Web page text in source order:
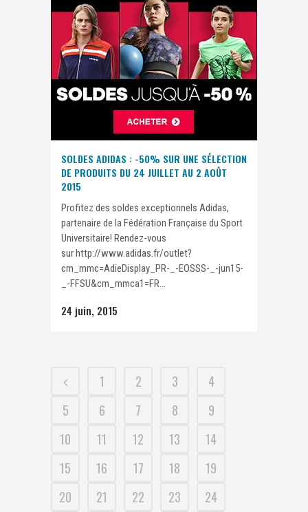
SOLDES ADIDAS : -50% SUR UNE SÉLECTION
DE PRODUITS DU 24 JUILLET AU 2 AOÛT
2015
Profitez des soldes exceptionnels Adidas,
partenaire de la Fédération Française du Sport
Universitaire! Rendez-vous
sur http://www.adidas.fr/outlet?
cm_mmc=AdieDisplay_PR-_-EOSSS-_-jun15-
_-FFSU&cm_mmca1=FR...
24 juin, 2015
1 2 3
4
5
6 7 8
9
10
11 12 13
14
15
16 17 18
19
20
21 22 23
24